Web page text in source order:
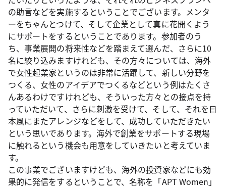
の助言などを実施するということでございます。メンタ
ーをちゃんとつけて、そして企業として真に花開くよう
にサポートをするということであります。参加者のう
ち、事業展開の将来性などを踏まえて選んだ、さらに10
名に絞り込みますけれども、その方々については、海外
で女性起業家というのは非常に活躍して、新しい分野を
つくる、女性のアイデアでつくるなどという例はたくさ
んあるわけですけれども、そういった方々との接点を持
っていただいて、さらに刺激を受けて、そして、それを日
本風にまたアレンジなどをして、成功していただきたい
という思いであります。海外で創業をサポートする現場
に触れるという機会も用意をしていきたいと考えていま
す。
この事業でございますけども、海外の投資家などにも効
果的に発信をするということで、名称を「APT Women」